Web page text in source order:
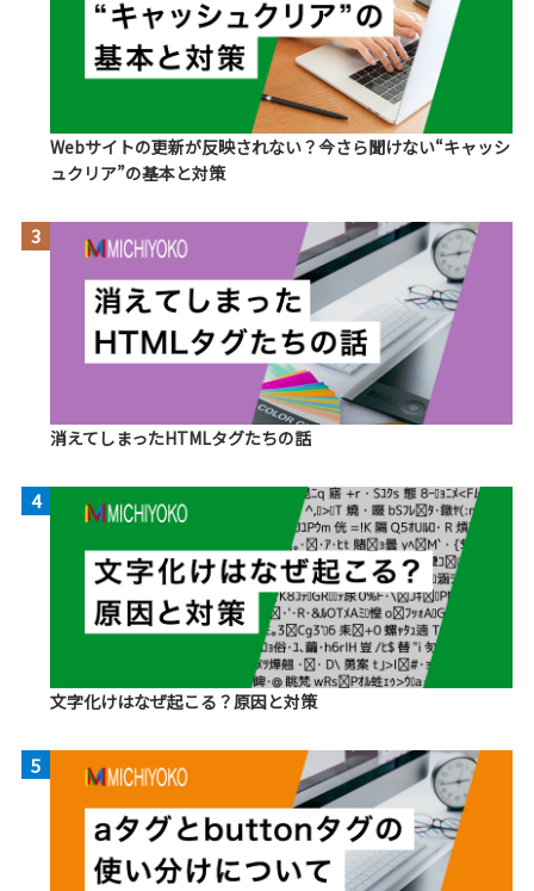
Webサイトの更新が反映されない？今さら聞けない“キャッシ
ュクリア”の基本と対策
3
消えてしまったHTMLタグたちの話
4
文字化けはなぜ起こる？原因と対策
5